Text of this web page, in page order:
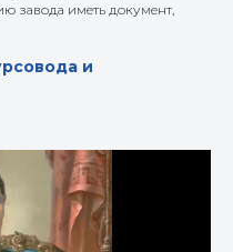
завода иметь документ,
и